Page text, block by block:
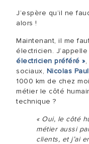
J’espère qu’il ne
alors !
Maintenant, il me
électricien.
électricien préféré »,
sociaux, Nicolas Paul
1000 km de chez
métier le côté
technique ?
« Oui, le côté
métier aussi
clients, et j’ai